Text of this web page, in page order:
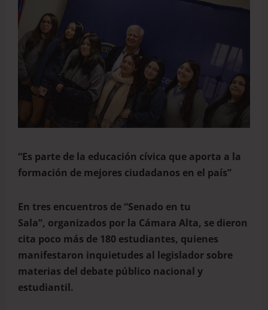
“Es parte de la educación cívica que aporta a la
formación de mejores ciudadanos en el país”
En tres encuentros de “Senado en tu
Sala”, organizados por la Cámara Alta, se dieron
cita poco más de 180 estudiantes, quienes
manifestaron inquietudes al legislador sobre
materias del debate público nacional y
estudiantil.